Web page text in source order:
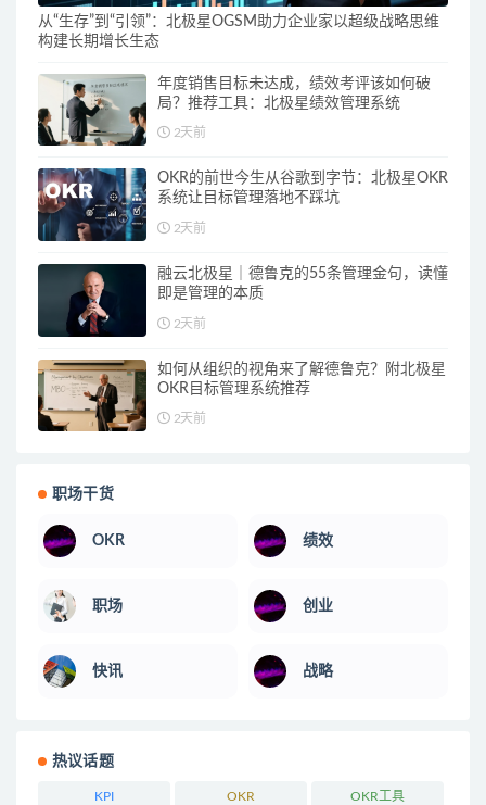
从“生存”到“引领”：北极星OGSM助力企业家以超级战略思维
构建长期增长生态
年度销售目标未达成，绩效考评该如何破
局？推荐工具：北极星绩效管理系统
2天前
OKR的前世今生从谷歌到字节：北极星OKR
系统让目标管理落地不踩坑
2天前
融云北极星｜德鲁克的55条管理金句，读懂
即是管理的本质
2天前
如何从组织的视角来了解德鲁克？附北极星
OKR目标管理系统推荐
2天前
职场干货
OKR 绩效
职场 创业
快讯 战略
热议话题
KPI OKR OKR工具